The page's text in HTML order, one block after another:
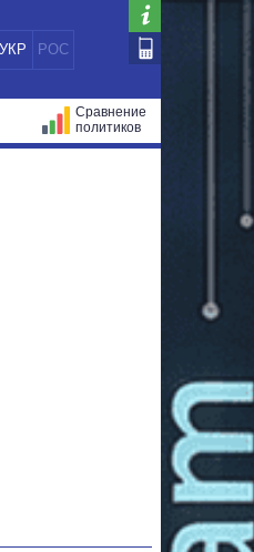
УКР РОС
Сравнение
политиков